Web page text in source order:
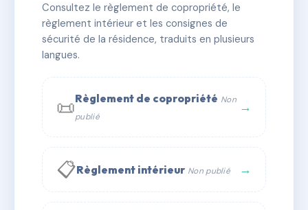
✓ Immatriculée 🏠 35 lots 🏗 1 bâtiment(s)
📞 Contacter Syndic Digital
Consultez le règlement de copropriété, le
règlement intérieur et les consignes de
sécurité de la résidence, traduits en plusieurs
langues.
📜Règlement de copropriété Non
publié
→
📋Règlement intérieur Non publié →